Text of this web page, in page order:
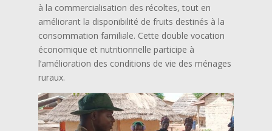
à la commercialisation des récoltes, tout en
améliorant la disponibilité de fruits destinés à la
consommation familiale. Cette double vocation
économique et nutritionnelle participe à
l’amélioration des conditions de vie des ménages
ruraux.